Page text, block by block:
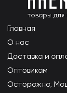
товары для
Главная
О нас
Доставка и
Оптовикам
Осторожно,